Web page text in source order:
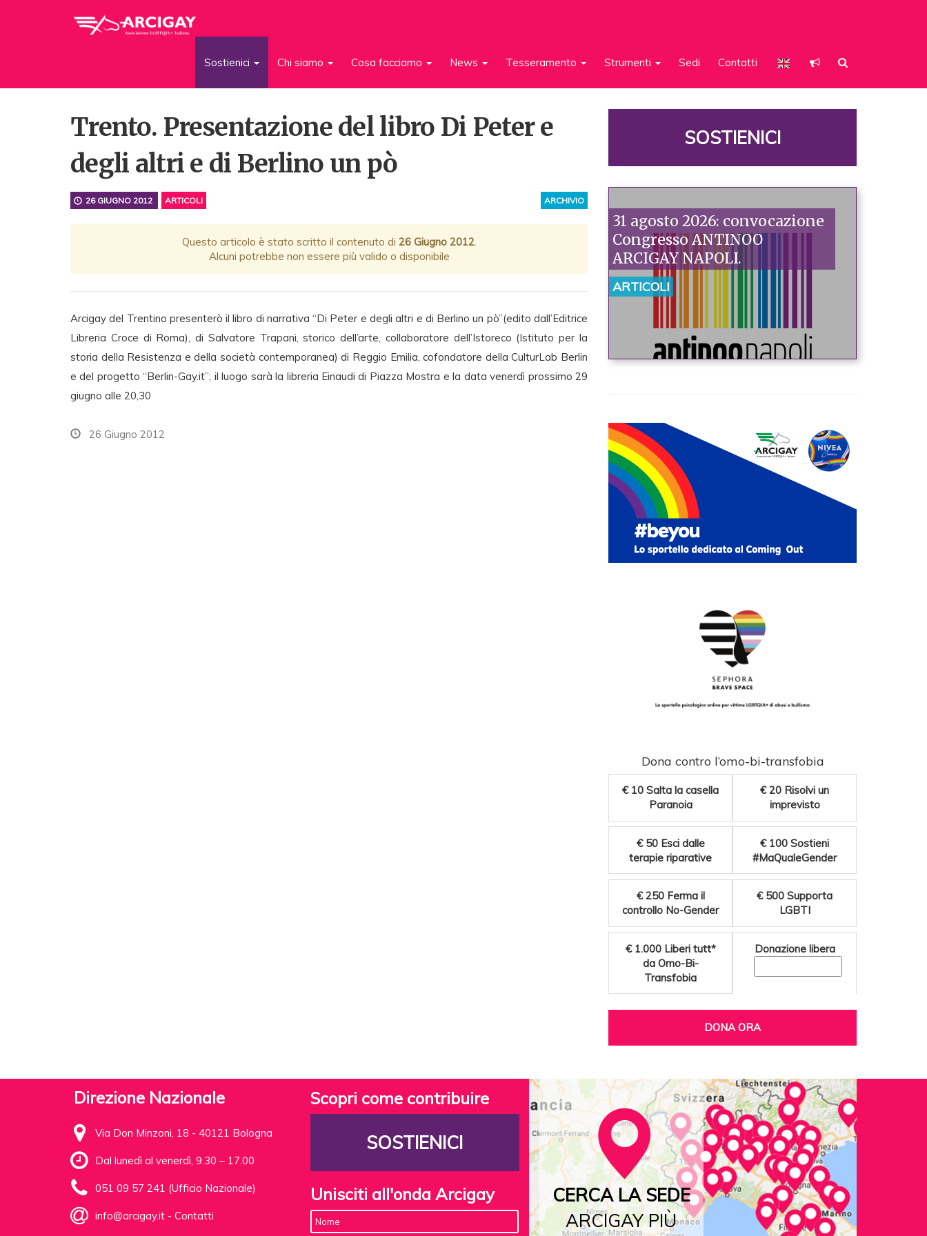
Sostienici Chi siamo Cosa facciamo News Tesseramento Strumenti Sedi Contatti
Trento. Presentazione del libro Di Peter e
degli altri e di Berlino un pò
ARCHIVIO
26 GIUGNO 2012 ARTICOLI
Questo articolo è stato scritto il contenuto di 26 Giugno 2012.
Alcuni potrebbe non essere più valido o disponibile
Arcigay del Trentino presenterò il libro di narrativa “Di Peter e degli altri e di Berlino un pò”(edito dall’Editrice
Libreria Croce di Roma), di Salvatore Trapani, storico dell’arte, collaboratore dell’Istoreco (Istituto per la
storia della Resistenza e della società contemporanea) di Reggio Emilia, cofondatore della CulturLab Berlin
e del progetto “Berlin-Gay.it”; il luogo sarà la libreria Einaudi di Piazza Mostra e la data venerdì prossimo 29
giugno alle 20,30
26 Giugno 2012
SOSTIENICI
31 agosto 2026: convocazione
Congresso ANTINOO
ARCIGAY NAPOLI.
ARTICOLI
Dona contro l’omo-bi-transfobia
€ 10 Salta la casella
Paranoia
€ 20 Risolvi un
imprevisto
€ 50 Esci dalle
terapie riparative
€ 100 Sostieni
#MaQualeGender
€ 250 Ferma il
controllo No-Gender
€ 500 Supporta
LGBTI
€ 1.000 Liberi tutt*
da Omo-Bi-
Transfobia
Donazione libera
DONA ORA
Direzione Nazionale
Via Don Minzoni, 18 - 40121 Bologna
Dal lunedì al venerdì, 9.30 – 17.00
051 09 57 241 (Ufficio Nazionale)
info@arcigay.it - Contatti
Scopri come contribuire
SOSTIENICI
Unisciti all'onda Arcigay
CERCA LA SEDE
ARCIGAY PIÙ